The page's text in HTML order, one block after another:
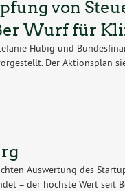
von
Wurf für
Hubig und
Der Aktionsplan
Auswertung des
– der höchste Wert